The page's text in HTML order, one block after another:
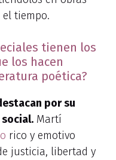
tiempo.
tienen los
los hacen
poética?
por su
Martí
rico y emotivo
justicia, libertad y